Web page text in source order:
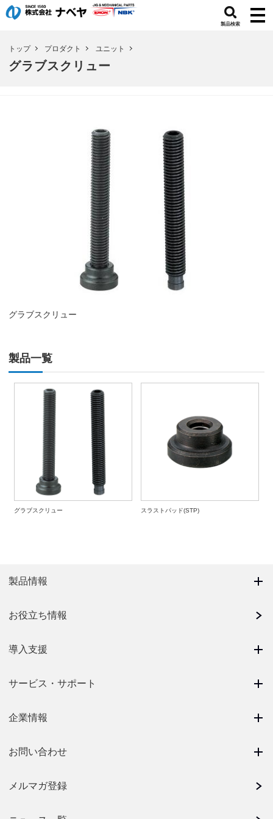
製品検索
トップ プロダクト ユニット
グラブスクリュー
グラブスクリュー
製品一覧
グラブスクリュー スラストパッド(STP)
製品情報
お役立ち情報
導入支援
サービス・サポート
企業情報
お問い合わせ
メルマガ登録